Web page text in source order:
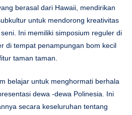
berasal dari Hawaii, mendirikan
untuk mendorong kreativitas
Ini memiliki simposium reguler di
di tempat penampungan bom kecil
taman taman.
belajar untuk menghormati berhala
dewa -dewa Polinesia. Ini
secara keseluruhan tentang